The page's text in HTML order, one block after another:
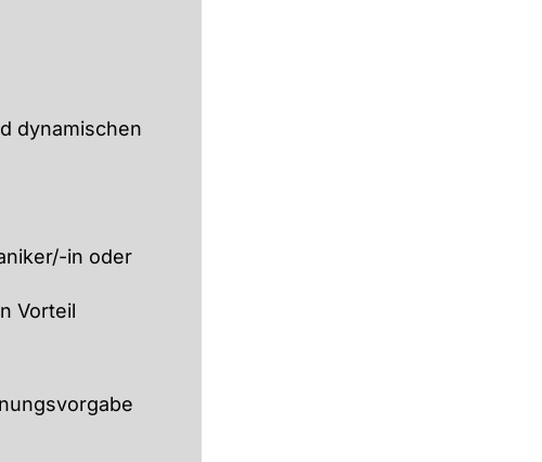
dynamischen
in oder
Vorteil